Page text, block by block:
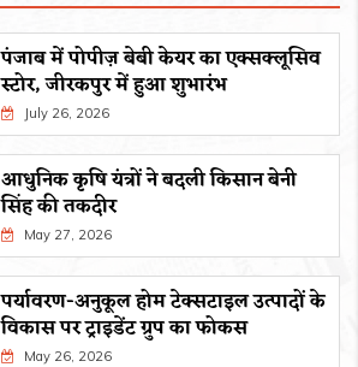
पंजाब में पोपीज़ बेबी केयर का एक्सक्लूसिव
स्टोर, जीरकपुर में हुआ शुभारंभ
July 26, 2026
आधुनिक कृषि यंत्रों ने बदली किसान बेनी
सिंह की तकदीर
May 27, 2026
पर्यावरण-अनुकूल होम टेक्सटाइल उत्पादों के
विकास पर ट्राइडेंट ग्रुप का फोकस
May 26, 2026